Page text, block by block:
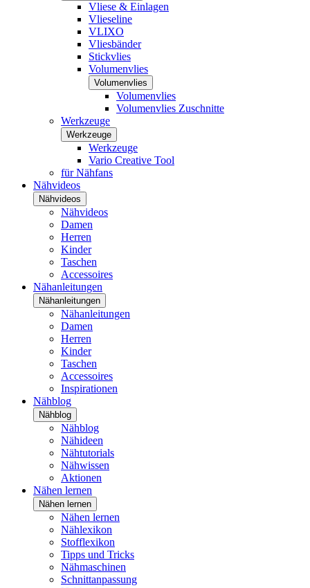
Vliese & Einlagen
Vlieseline
VLIXO
Vliesbänder
Stickvlies
Volumenvlies
Volumenvlies
Volumenvlies
Volumenvlies Zuschnitte
Werkzeuge
Werkzeuge
Werkzeuge
Vario Creative Tool
für Nähfans
Nähvideos
Nähvideos
Nähvideos
Damen
Herren
Kinder
Taschen
Accessoires
Nähanleitungen
Nähanleitungen
Nähanleitungen
Damen
Herren
Kinder
Taschen
Accessoires
Inspirationen
Nähblog
Nähblog
Nähblog
Nähideen
Nähtutorials
Nähwissen
Aktionen
Nähen lernen
Nähen lernen
Nähen lernen
Nählexikon
Stofflexikon
Tipps und Tricks
Nähmaschinen
Schnittanpassung